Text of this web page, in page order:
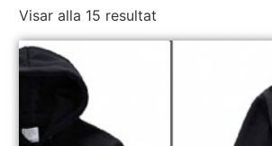
Visar alla 15 resultat